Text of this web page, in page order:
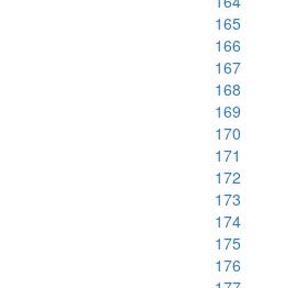
165
166
167
168
169
170
171
172
173
174
175
176